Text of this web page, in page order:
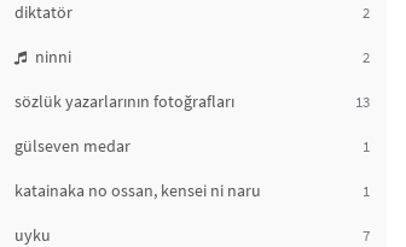
diktatör 2
ninni 2
sözlük yazarlarının fotoğrafları 13
gülseven medar 1
katainaka no ossan, kensei ni naru 1
uyku 7